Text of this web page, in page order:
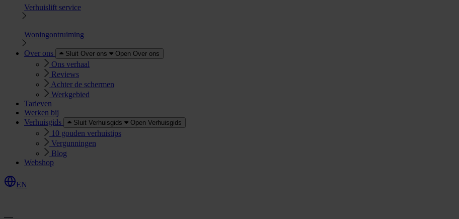
Verhuislift service
Woningontruiming
Over ons Sluit Over ons Open Over ons
Ons verhaal
Reviews
Achter de schermen
Werkgebied
Tarieven
Werken bij
Verhuisgids
Sluit Verhuisgids Open Verhuisgids
10 gouden verhuistips
Vergunningen
Blog
Webshop
EN